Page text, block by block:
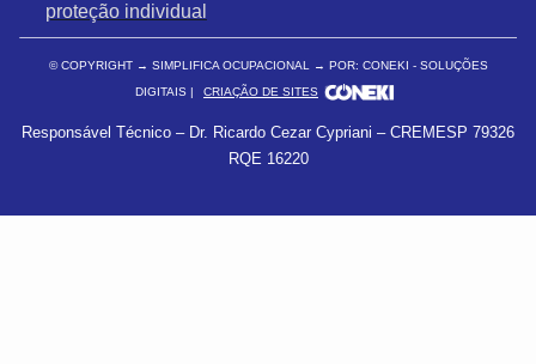
proteção individual
© COPYRIGHT → SIMPLIFICA OCUPACIONAL → POR: CONEKI - SOLUÇÕES
DIGITAIS |
CRIAÇÃO DE SITES
Responsável Técnico – Dr. Ricardo Cezar Cypriani – CREMESP 79326
RQE 16220